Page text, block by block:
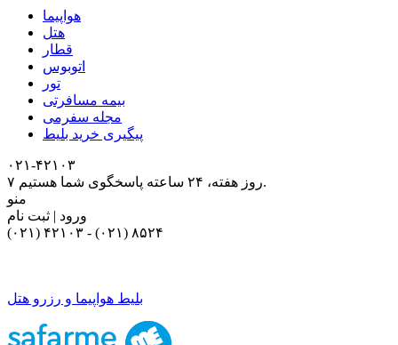
هواپیما
هتل
قطار
اتوبوس
تور
بیمه مسافرتی
مجله سفرمی
پیگیری خرید بلیط
۰۲۱-۴٢١٠٣
۷ روز هفته، ۲۴ ساعته پاسخگوی شما هستیم.
منو
ورود | ثبت نام
- (۰۲۱) ۸۵۲۴
بلیط هواپیما و رزرو هتل